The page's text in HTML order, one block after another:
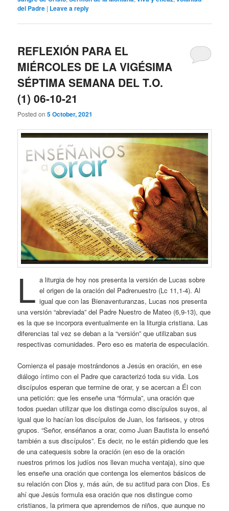
del Padre | Leave a reply
REFLEXIÓN PARA EL
MIÉRCOLES DE LA VIGÉSIMA
SÉPTIMA SEMANA DEL T.O.
(1) 06-10-21
Posted on5 October, 2021
L a liturgia de hoy nos presenta la versión de Lucas sobre
el origen de la oración del Padrenuestro (Lc 11,1-4). Al
igual que con las Bienaventuranzas, Lucas nos presenta
una versión “abreviada” del Padre Nuestro de Mateo (6,9-13), que
es la que se incorpora eventualmente en la liturgia cristiana. Las
diferencias tal vez se deban a la “versión” que utilizaban sus
respectivas comunidades. Pero eso es materia de especulación.
Comienza el pasaje mostrándonos a Jesús en oración, en ese
diálogo íntimo con el Padre que caracterizó toda su vida. Los
discípulos esperan que termine de orar, y se acercan a Él con
una petición: que les enseñe una “fórmula”, una oración que
todos puedan utilizar que los distinga como discípulos suyos, al
igual que lo hacían los discípulos de Juan, los fariseos, y otros
grupos. “Señor, enséñanos a orar, como Juan Bautista lo enseñó
también a sus discípulos”. Es decir, no le están pidiendo que les
de una catequesis sobre la oración (en eso de la oración
nuestros primos los judíos nos llevan mucha ventaja), sino que
les enseñe una oración que contenga los elementos básicos de
su relación con Dios y, más aún, de su actitud para con Dios. Es
ahí que Jesús formula esa oración que nos distingue como
cristianos, la primera que aprendemos de niños, que aunque no